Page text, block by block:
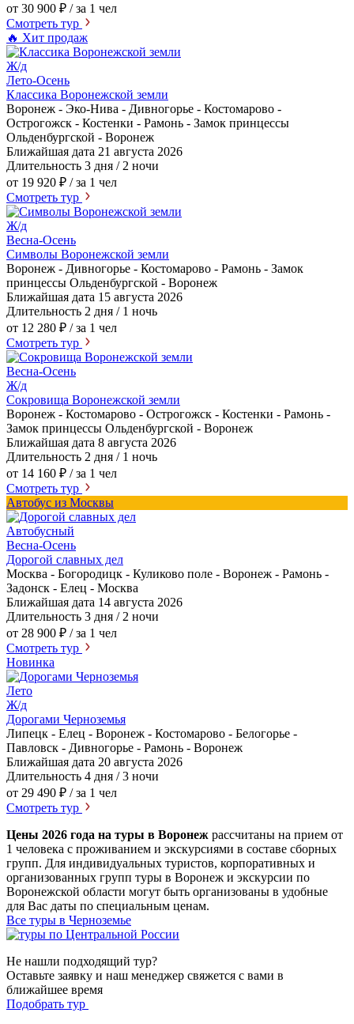
от 30 900 ₽ / за 1 чел
Смотреть тур
🔥 Хит продаж
Ж/д
Лето-Осень
Классика Воронежской земли
Воронеж - Эко-Нива - Дивногорье - Костомарово -
Острогожск - Костенки - Рамонь - Замок принцессы
Ольденбургской - Воронеж
Ближайшая дата 21 августа 2026
Длительность 3 дня / 2 ночи
от 19 920 ₽ / за 1 чел
Смотреть тур
Ж/д
Весна-Осень
Символы Воронежской земли
Воронеж - Дивногорье - Костомарово - Рамонь - Замок
принцессы Ольденбургской - Воронеж
Ближайшая дата 15 августа 2026
Длительность 2 дня / 1 ночь
от 12 280 ₽ / за 1 чел
Смотреть тур
Весна-Осень
Ж/д
Сокровища Воронежской земли
Воронеж - Костомарово - Острогожск - Костенки - Рамонь -
Замок принцессы Ольденбургской - Воронеж
Ближайшая дата 8 августа 2026
Длительность 2 дня / 1 ночь
от 14 160 ₽ / за 1 чел
Смотреть тур
Автобус из Москвы
Автобусный
Весна-Осень
Дорогой славных дел
Москва - Богородицк - Куликово поле - Воронеж - Рамонь -
Задонск - Елец - Москва
Ближайшая дата 14 августа 2026
Длительность 3 дня / 2 ночи
от 28 900 ₽ / за 1 чел
Смотреть тур
Новинка
Лето
Ж/д
Дорогами Черноземья
Липецк - Елец - Воронеж - Костомарово - Белогорье -
Павловск - Дивногорье - Рамонь - Воронеж
Ближайшая дата 20 августа 2026
Длительность 4 дня / 3 ночи
от 29 490 ₽ / за 1 чел
Смотреть тур
Цены 2026 года на туры в Воронеж рассчитаны на прием от
1 человека с проживанием и экскурсиями в составе сборных
групп. Для индивидуальных туристов, корпоративных и
организованных групп туры в Воронеж и экскурсии по
Воронежской области могут быть организованы в удобные
для Вас даты по специальным ценам.
Все туры в Черноземье
Не нашли подходящий тур?
Оставьте заявку и наш менеджер свяжется с вами в
ближайшее время
Подобрать тур